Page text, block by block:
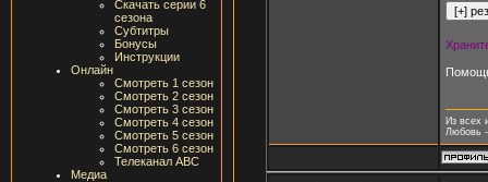
Скачать серии 6
сезона
Субтитры
Бонусы
Инструкции
Онлайн
Смотреть 1 сезон
Смотреть 2 сезон
Смотреть 3 сезон
Смотреть 4 сезон
Смотреть 5 сезон
Смотреть 6 сезон
Телеканал ABC
Медиа
Из всех
Любовь -